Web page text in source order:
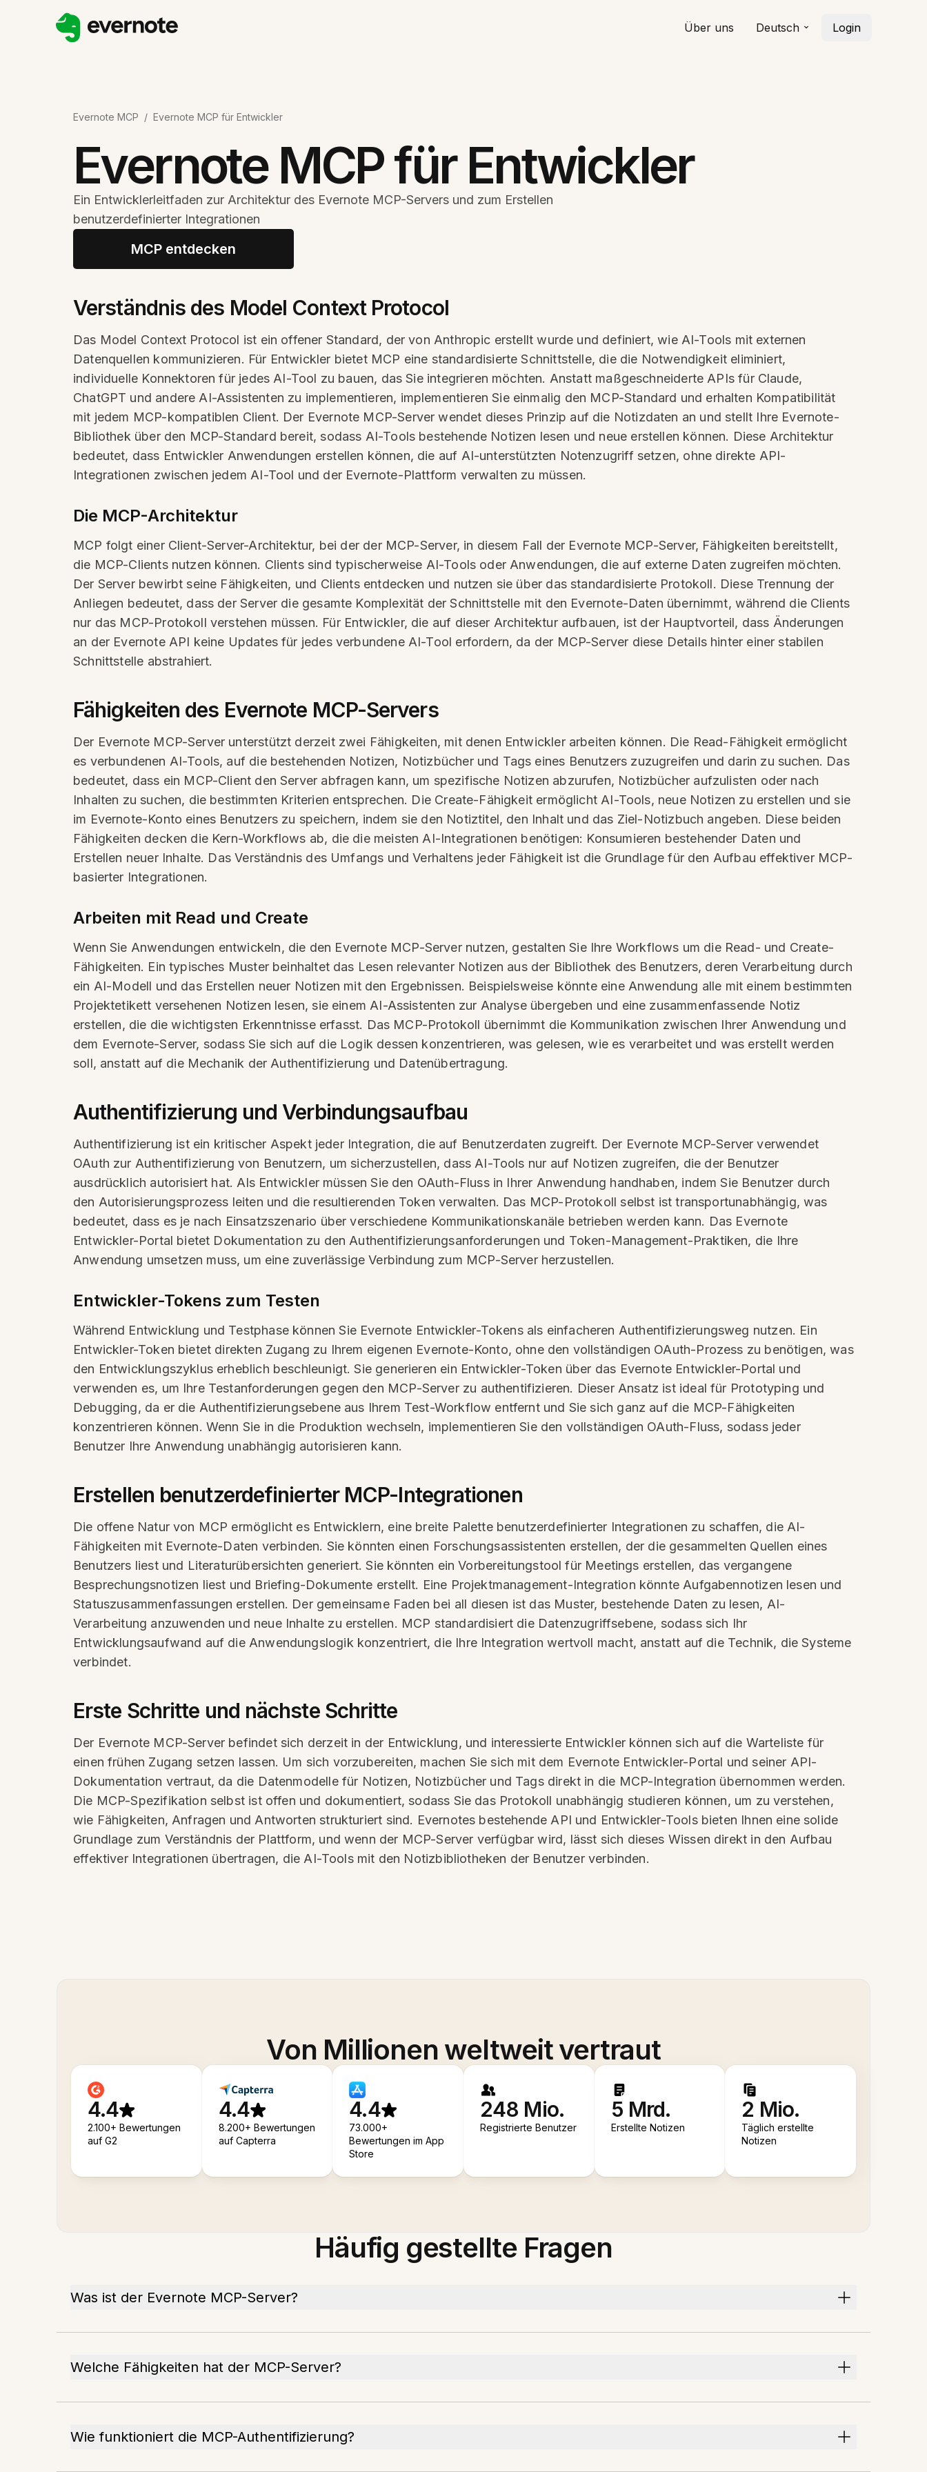
Über uns Deutsch Login
Evernote MCP / Evernote MCP für Entwickler
Evernote MCP für Entwickler
Ein Entwicklerleitfaden zur Architektur des Evernote MCP-Servers und zum Erstellen
benutzerdefinierter Integrationen
MCP entdecken
Verständnis des Model Context Protocol
Das Model Context Protocol ist ein offener Standard, der von Anthropic erstellt wurde und definiert, wie AI-Tools mit externen
Datenquellen kommunizieren. Für Entwickler bietet MCP eine standardisierte Schnittstelle, die die Notwendigkeit eliminiert,
individuelle Konnektoren für jedes AI-Tool zu bauen, das Sie integrieren möchten. Anstatt maßgeschneiderte APIs für Claude,
ChatGPT und andere AI-Assistenten zu implementieren, implementieren Sie einmalig den MCP-Standard und erhalten Kompatibilität
mit jedem MCP-kompatiblen Client. Der Evernote MCP-Server wendet dieses Prinzip auf die Notizdaten an und stellt Ihre Evernote-
Bibliothek über den MCP-Standard bereit, sodass AI-Tools bestehende Notizen lesen und neue erstellen können. Diese Architektur
bedeutet, dass Entwickler Anwendungen erstellen können, die auf AI-unterstützten Notenzugriff setzen, ohne direkte API-
Integrationen zwischen jedem AI-Tool und der Evernote-Plattform verwalten zu müssen.
Die MCP-Architektur
MCP folgt einer Client-Server-Architektur, bei der der MCP-Server, in diesem Fall der Evernote MCP-Server, Fähigkeiten bereitstellt,
die MCP-Clients nutzen können. Clients sind typischerweise AI-Tools oder Anwendungen, die auf externe Daten zugreifen möchten.
Der Server bewirbt seine Fähigkeiten, und Clients entdecken und nutzen sie über das standardisierte Protokoll. Diese Trennung der
Anliegen bedeutet, dass der Server die gesamte Komplexität der Schnittstelle mit den Evernote-Daten übernimmt, während die Clients
nur das MCP-Protokoll verstehen müssen. Für Entwickler, die auf dieser Architektur aufbauen, ist der Hauptvorteil, dass Änderungen
an der Evernote API keine Updates für jedes verbundene AI-Tool erfordern, da der MCP-Server diese Details hinter einer stabilen
Schnittstelle abstrahiert.
Fähigkeiten des Evernote MCP-Servers
Der Evernote MCP-Server unterstützt derzeit zwei Fähigkeiten, mit denen Entwickler arbeiten können. Die Read-Fähigkeit ermöglicht
es verbundenen AI-Tools, auf die bestehenden Notizen, Notizbücher und Tags eines Benutzers zuzugreifen und darin zu suchen. Das
bedeutet, dass ein MCP-Client den Server abfragen kann, um spezifische Notizen abzurufen, Notizbücher aufzulisten oder nach
Inhalten zu suchen, die bestimmten Kriterien entsprechen. Die Create-Fähigkeit ermöglicht AI-Tools, neue Notizen zu erstellen und sie
im Evernote-Konto eines Benutzers zu speichern, indem sie den Notiztitel, den Inhalt und das Ziel-Notizbuch angeben. Diese beiden
Fähigkeiten decken die Kern-Workflows ab, die die meisten AI-Integrationen benötigen: Konsumieren bestehender Daten und
Erstellen neuer Inhalte. Das Verständnis des Umfangs und Verhaltens jeder Fähigkeit ist die Grundlage für den Aufbau effektiver MCP-
basierter Integrationen.
Arbeiten mit Read und Create
Wenn Sie Anwendungen entwickeln, die den Evernote MCP-Server nutzen, gestalten Sie Ihre Workflows um die Read- und Create-
Fähigkeiten. Ein typisches Muster beinhaltet das Lesen relevanter Notizen aus der Bibliothek des Benutzers, deren Verarbeitung durch
ein AI-Modell und das Erstellen neuer Notizen mit den Ergebnissen. Beispielsweise könnte eine Anwendung alle mit einem bestimmten
Projektetikett versehenen Notizen lesen, sie einem AI-Assistenten zur Analyse übergeben und eine zusammenfassende Notiz
erstellen, die die wichtigsten Erkenntnisse erfasst. Das MCP-Protokoll übernimmt die Kommunikation zwischen Ihrer Anwendung und
dem Evernote-Server, sodass Sie sich auf die Logik dessen konzentrieren, was gelesen, wie es verarbeitet und was erstellt werden
soll, anstatt auf die Mechanik der Authentifizierung und Datenübertragung.
Authentifizierung und Verbindungsaufbau
Authentifizierung ist ein kritischer Aspekt jeder Integration, die auf Benutzerdaten zugreift. Der Evernote MCP-Server verwendet
OAuth zur Authentifizierung von Benutzern, um sicherzustellen, dass AI-Tools nur auf Notizen zugreifen, die der Benutzer
ausdrücklich autorisiert hat. Als Entwickler müssen Sie den OAuth-Fluss in Ihrer Anwendung handhaben, indem Sie Benutzer durch
den Autorisierungsprozess leiten und die resultierenden Token verwalten. Das MCP-Protokoll selbst ist transportunabhängig, was
bedeutet, dass es je nach Einsatzszenario über verschiedene Kommunikationskanäle betrieben werden kann. Das Evernote
Entwickler-Portal bietet Dokumentation zu den Authentifizierungsanforderungen und Token-Management-Praktiken, die Ihre
Anwendung umsetzen muss, um eine zuverlässige Verbindung zum MCP-Server herzustellen.
Entwickler-Tokens zum Testen
Während Entwicklung und Testphase können Sie Evernote Entwickler-Tokens als einfacheren Authentifizierungsweg nutzen. Ein
Entwickler-Token bietet direkten Zugang zu Ihrem eigenen Evernote-Konto, ohne den vollständigen OAuth-Prozess zu benötigen, was
den Entwicklungszyklus erheblich beschleunigt. Sie generieren ein Entwickler-Token über das Evernote Entwickler-Portal und
verwenden es, um Ihre Testanforderungen gegen den MCP-Server zu authentifizieren. Dieser Ansatz ist ideal für Prototyping und
Debugging, da er die Authentifizierungsebene aus Ihrem Test-Workflow entfernt und Sie sich ganz auf die MCP-Fähigkeiten
konzentrieren können. Wenn Sie in die Produktion wechseln, implementieren Sie den vollständigen OAuth-Fluss, sodass jeder
Benutzer Ihre Anwendung unabhängig autorisieren kann.
Erstellen benutzerdefinierter MCP-Integrationen
Die offene Natur von MCP ermöglicht es Entwicklern, eine breite Palette benutzerdefinierter Integrationen zu schaffen, die AI-
Fähigkeiten mit Evernote-Daten verbinden. Sie könnten einen Forschungsassistenten erstellen, der die gesammelten Quellen eines
Benutzers liest und Literaturübersichten generiert. Sie könnten ein Vorbereitungstool für Meetings erstellen, das vergangene
Besprechungsnotizen liest und Briefing-Dokumente erstellt. Eine Projektmanagement-Integration könnte Aufgabennotizen lesen und
Statuszusammenfassungen erstellen. Der gemeinsame Faden bei all diesen ist das Muster, bestehende Daten zu lesen, AI-
Verarbeitung anzuwenden und neue Inhalte zu erstellen. MCP standardisiert die Datenzugriffsebene, sodass sich Ihr
Entwicklungsaufwand auf die Anwendungslogik konzentriert, die Ihre Integration wertvoll macht, anstatt auf die Technik, die Systeme
verbindet.
Erste Schritte und nächste Schritte
Der Evernote MCP-Server befindet sich derzeit in der Entwicklung, und interessierte Entwickler können sich auf die Warteliste für
einen frühen Zugang setzen lassen. Um sich vorzubereiten, machen Sie sich mit dem Evernote Entwickler-Portal und seiner API-
Dokumentation vertraut, da die Datenmodelle für Notizen, Notizbücher und Tags direkt in die MCP-Integration übernommen werden.
Die MCP-Spezifikation selbst ist offen und dokumentiert, sodass Sie das Protokoll unabhängig studieren können, um zu verstehen,
wie Fähigkeiten, Anfragen und Antworten strukturiert sind. Evernotes bestehende API und Entwickler-Tools bieten Ihnen eine solide
Grundlage zum Verständnis der Plattform, und wenn der MCP-Server verfügbar wird, lässt sich dieses Wissen direkt in den Aufbau
effektiver Integrationen übertragen, die AI-Tools mit den Notizbibliotheken der Benutzer verbinden.
Von Millionen weltweit vertraut
4.4
2.100+ Bewertungen
auf G2
4.4
8.200+ Bewertungen
auf Capterra
4.4
73.000+
Bewertungen im App
Store
248 Mio.
Registrierte Benutzer
5 Mrd.
Erstellte Notizen
2 Mio.
Täglich erstellte
Notizen
Häufig gestellte Fragen
Was ist der Evernote MCP-Server?
Welche Fähigkeiten hat der MCP-Server?
Wie funktioniert die MCP-Authentifizierung?